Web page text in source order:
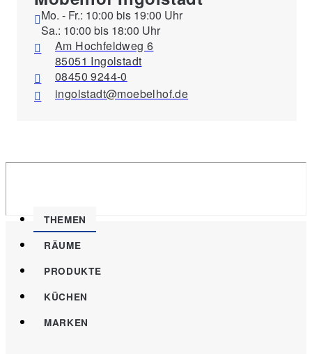
Mo. - Fr.: 10:00 bis 19:00 Uhr
Sa.: 10:00 bis 18:00 Uhr
Am Hochfeldweg 6
85051 Ingolstadt
08450 9244-0
ingolstadt@moebelhof.de
THEMEN
RÄUME
PRODUKTE
KÜCHEN
MARKEN